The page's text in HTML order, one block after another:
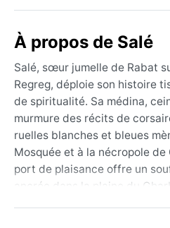
À propos de Salé
Salé, sœur jumelle de Rabat
Regreg, déploie son histoire
de spiritualité. Sa médina,
murmure des récits de
ruelles blanches et bleues
Mosquée et à la nécropole
port de plaisance offre un
ancrée dans la plaine du